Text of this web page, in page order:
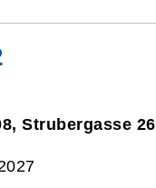
Strubergasse 26